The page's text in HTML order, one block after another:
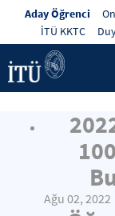
Aday Öğrenci
İTÜ KKTC
Ağu 02, 2022